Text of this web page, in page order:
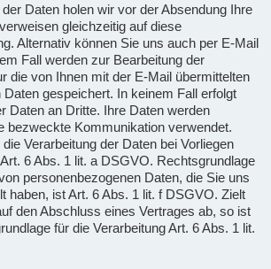
Daten holen wir vor der Absendung Ihre
gleichzeitig auf diese
Alternativ können Sie uns auch per E-Mail
Fall werden zur Bearbeitung der
die von Ihnen mit der E-Mail übermittelten
gespeichert. In keinem Fall erfolgt
Daten an Dritte. Ihre Daten werden
bezweckte Kommunikation verwendet.
Verarbeitung der Daten bei Vorliegen
6 Abs. 1 lit. a DSGVO. Rechtsgrundlage
personenbezogenen Daten, die Sie uns
haben, ist Art. 6 Abs. 1 lit. f DSGVO. Zielt
den Abschluss eines Vertrages ab, so ist
für die Verarbeitung Art. 6 Abs. 1 lit.